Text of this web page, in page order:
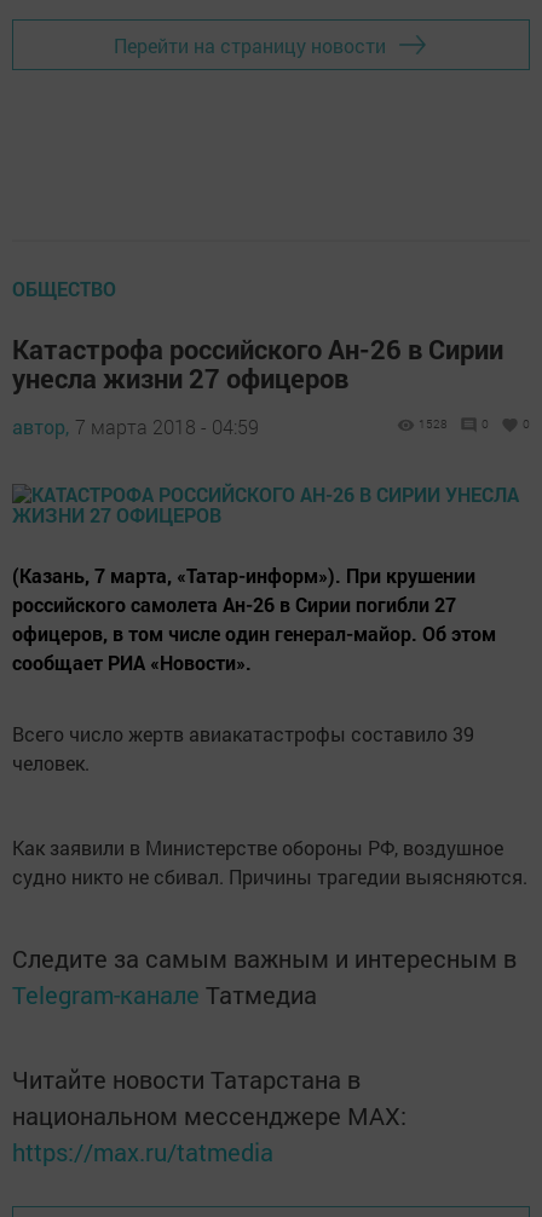
Перейти на страницу новости
ОБЩЕСТВО
Катастрофа российского Ан-26 в Сирии
унесла жизни 27 офицеров
автор, 7 марта 2018 - 04:59 1528 0 0
(Казань, 7 марта, «Татар-информ»). При крушении
российского самолета Ан-26 в Сирии погибли 27
офицеров, в том числе один генерал-майор. Об этом
сообщает РИА «Новости».
Всего число жертв авиакатастрофы составило 39
человек.
Как заявили в Министерстве обороны РФ, воздушное
судно никто не сбивал. Причины трагедии выясняются.
Следите за самым важным и интересным в
Telegram-канале Татмедиа
Читайте новости Татарстана в
национальном мессенджере MАХ:
https://max.ru/tatmedia